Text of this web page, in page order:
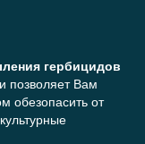
гербицидов
позволяет Вам
обезопасить от